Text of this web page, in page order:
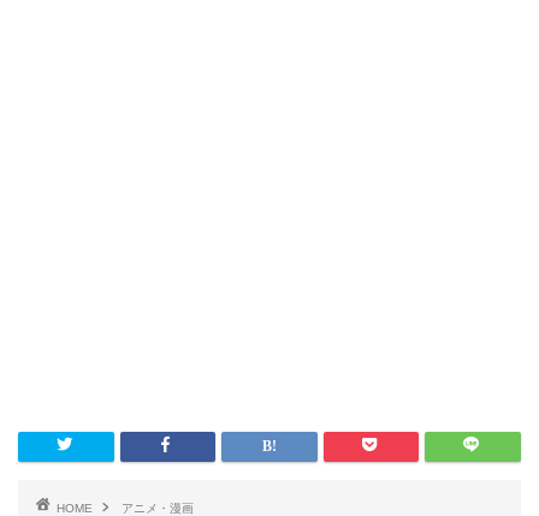
HOME
アニメ・漫画